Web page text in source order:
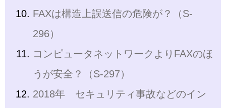
FAXは構造上誤送信の危険が？（S-
296）
コンピュータネットワークよりFAXのほ
うが安全？（S-297）
2018年 セキュリティ事故などのイン